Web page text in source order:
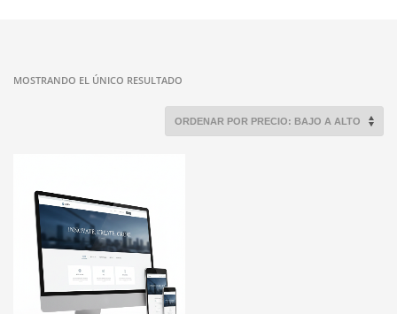
MOSTRANDO EL ÚNICO RESULTADO